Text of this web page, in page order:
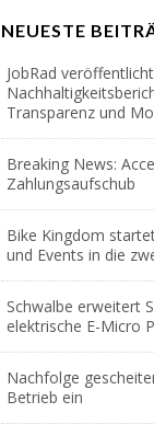
NEUESTE
JobRad
Transparenz und
Breaking News:
Zahlungsaufschub
Bike Kingdom
und Events in die
Schwalbe erweitert
elektrische E-Micro
Nachfolge
Betrieb ein